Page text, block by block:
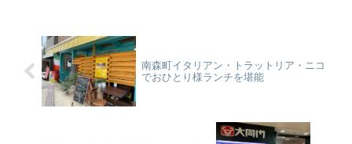
南森町イタリアン・トラットリア・ニコ
でおひとり様ランチを堪能